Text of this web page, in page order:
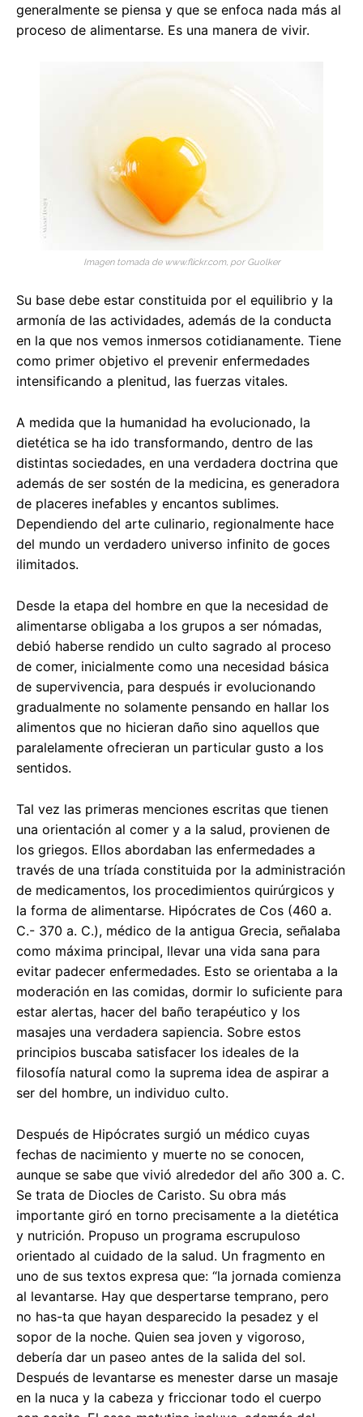
generalmente se piensa y que se enfoca nada más al
proceso de alimentarse. Es una manera de vivir.
Imagen tomada de www.flickr.com, por Guolker
Su base debe estar constituida por el equilibrio y la
armonía de las actividades, además de la conducta
en la que nos vemos inmersos cotidianamente. Tiene
como primer objetivo el prevenir enfermedades
intensificando a plenitud, las fuerzas vitales.
A medida que la humanidad ha evolucionado, la
dietética se ha ido transformando, dentro de las
distintas sociedades, en una verdadera doctrina que
además de ser sostén de la medicina, es generadora
de placeres inefables y encantos sublimes.
Dependiendo del arte culinario, regionalmente hace
del mundo un verdadero universo infinito de goces
ilimitados.
Desde la etapa del hombre en que la necesidad de
alimentarse obligaba a los grupos a ser nómadas,
debió haberse rendido un culto sagrado al proceso
de comer, inicialmente como una necesidad básica
de supervivencia, para después ir evolucionando
gradualmente no solamente pensando en hallar los
alimentos que no hicieran daño sino aquellos que
paralelamente ofrecieran un particular gusto a los
sentidos.
Tal vez las primeras menciones escritas que tienen
una orientación al comer y a la salud, provienen de
los griegos. Ellos abordaban las enfermedades a
través de una tríada constituida por la administración
de medicamentos, los procedimientos quirúrgicos y
la forma de alimentarse. Hipócrates de Cos (460 a.
C.- 370 a. C.), médico de la antigua Grecia, señalaba
como máxima principal, llevar una vida sana para
evitar padecer enfermedades. Esto se orientaba a la
moderación en las comidas, dormir lo suficiente para
estar alertas, hacer del baño terapéutico y los
masajes una verdadera sapiencia. Sobre estos
principios buscaba satisfacer los ideales de la
filosofía natural como la suprema idea de aspirar a
ser del hombre, un individuo culto.
Después de Hipócrates surgió un médico cuyas
fechas de nacimiento y muerte no se conocen,
aunque se sabe que vivió alrededor del año 300 a. C.
Se trata de Diocles de Caristo. Su obra más
importante giró en torno precisamente a la dietética
y nutrición. Propuso un programa escrupuloso
orientado al cuidado de la salud. Un fragmento en
uno de sus textos expresa que: “la jornada comienza
al levantarse. Hay que despertarse temprano, pero
no has-ta que hayan desparecido la pesadez y el
sopor de la noche. Quien sea joven y vigoroso,
debería dar un paseo antes de la salida del sol.
Después de levantarse es menester darse un masaje
en la nuca y la cabeza y friccionar todo el cuerpo